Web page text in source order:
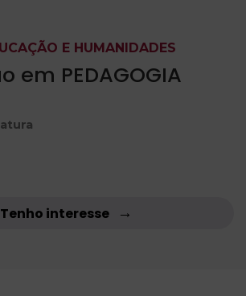
E HUMANIDADES
em PEDAGOGIA
Tenho interesse